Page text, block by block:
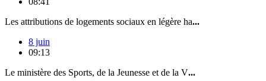
Les attributions de logements sociaux en légère ha...
8 juin
09:13
Le ministère des Sports, de la Jeunesse et de la V...